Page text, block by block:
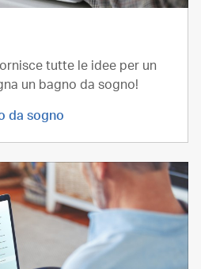
tutte le idee per un
un bagno da sogno!
da sogno